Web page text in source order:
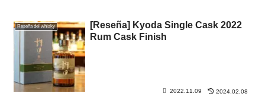
Reseña del whisky
[Reseña] Kyoda Single Cask 2022
Rum Cask Finish
2022.11.09 2024.02.08